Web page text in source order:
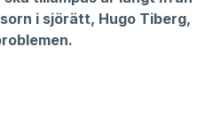
i sjörätt, Hugo Tiberg,